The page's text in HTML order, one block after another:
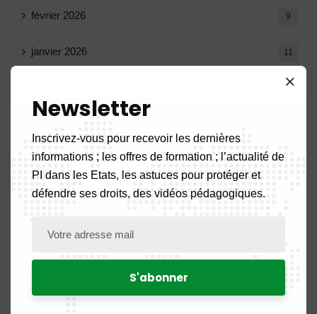
février 2026 9
janvier 2026 11
20
octobre 2025 14
septembre 2025
août 2025
juin 2025
Newsletter
Inscrivez-vous pour recevoir les dernières
informations ; les offres de formation ; l’actualité de
PI dans les Etats, les astuces pour protéger et
défendre ses droits, des vidéos pédagogiques.